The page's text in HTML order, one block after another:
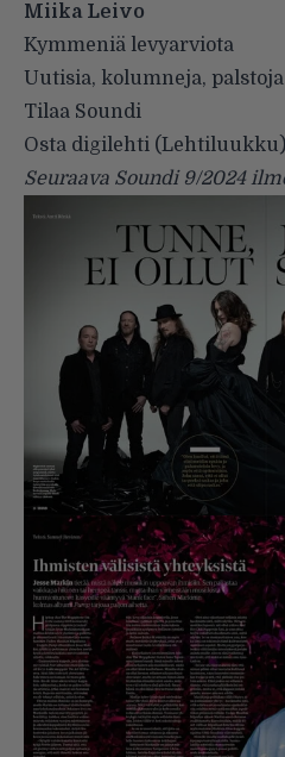
Miika Leivo
Kymmeniä levyarviota
Uutisia, kolumneja,
Tilaa Soundi
Osta digilehti (Lehtiluukku)
Seuraava Soundi 9/2024